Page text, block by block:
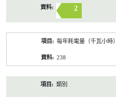
2
每年耗電量（千瓦小時）
238
類別